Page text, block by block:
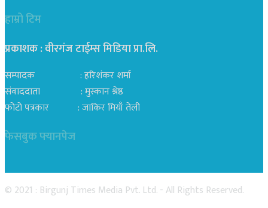
हाम्रो टिम
प्रकाशक : वीरगंज टाईम्स मिडिया प्रा‍.लि.
सम्पादक : हरिशंकर शर्मा
संवाददाता : मुस्कान श्रेष्ठ
फोटो पत्रकार : जाकिर मियाँ तेली
फेसबुक फ्यानपेज
© 2021 : Birgunj Times Media Pvt. Ltd. - All Rights Reserved.